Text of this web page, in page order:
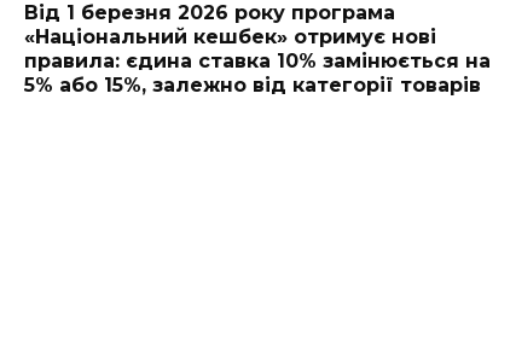
Від 1 березня 2026 року програма
«Національний кешбек» отримує нові
правила: єдина ставка 10% замінюється на
5% або 15%, залежно від категорії товарів